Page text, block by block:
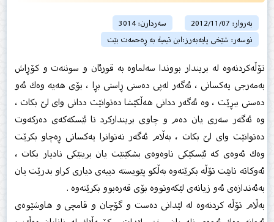
بەروار: 2012/11/07
سەردارن: 3014
نوسەر: شێخى پایەبەرز:ابن تیمية‌ بە ڕەحمەت بێت
تۆڵەكردنەوە لە بریندار بووندا سەلماوە بە قورئان و سوننەت و كۆڕاش
بەمەرجی یەكسانی ، ئەگەر لەپی ‏دەستی ڕاستی بڕا ، بۆی هەیە وەك ئەو
دەستی ببڕێت ، وە ئەگەر ددانی هەڵكێشا دەتوانێت ددانی وای لێ ‏بكات ،
وە ئەگەر سەری یان دەم و چاوی برینداركرد تا ئێسكەكەی دەركەوت
دەتوانێت وای لێ بكات ، بەڵام ‏ئەگەر نەتوانرا یەكسانی ڕەچاو بكرێت
وەك ئەوەی كە ئێسكێكی ناوەوەی بشكێنێت یان برینێكی نادیار بكات ‏،
ئەوكاتە نابێت تۆڵە بكرێتەوە بەڵكو پێویستە دییەی دیاری كراو بدرێت یان
بەئەندازەی ئەو زیانەی ‏لێكەوتووە بۆی قەرەبوو بكرێتەوە .‏
بەڵام تۆڵە كردنەوە لە لێدانی دەست و گۆچان و قامچی و هاوشێوەی